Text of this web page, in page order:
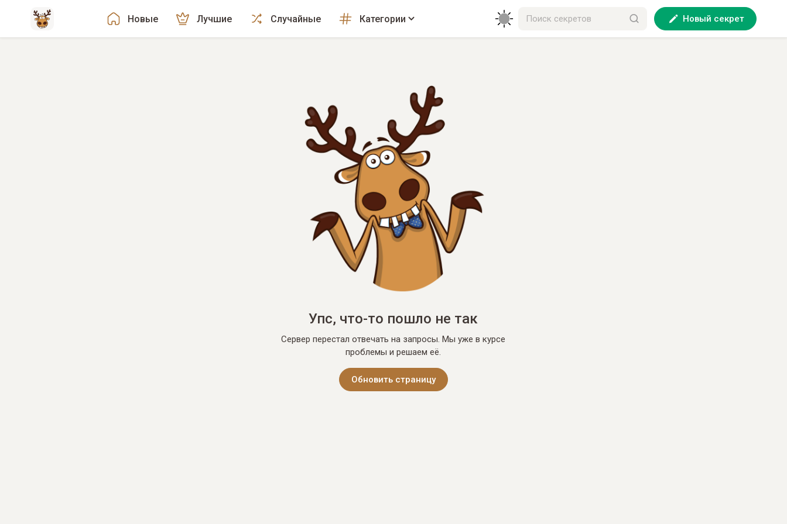
Новые Лучшие Случайные Категории Новый секрет
Упс, что-то пошло не так
Сервер перестал отвечать на запросы. Мы уже в курсе
проблемы и решаем её.
Обновить страницу